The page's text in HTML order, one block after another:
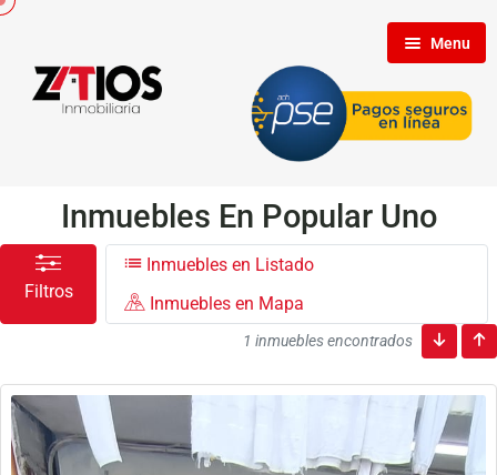
Menu
Inicio
Propietarios
Contáctenos
Inmuebles En Popular Uno
Filtros
Inmuebles en Listado
Inmuebles en Mapa
1 inmuebles encontrados